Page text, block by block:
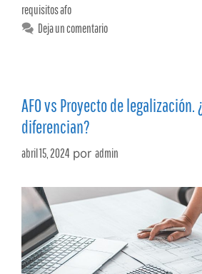
requisitos afo
Deja un comentario
AFO vs Proyecto de legalización.
diferencian?
abril 15, 2024 por admin